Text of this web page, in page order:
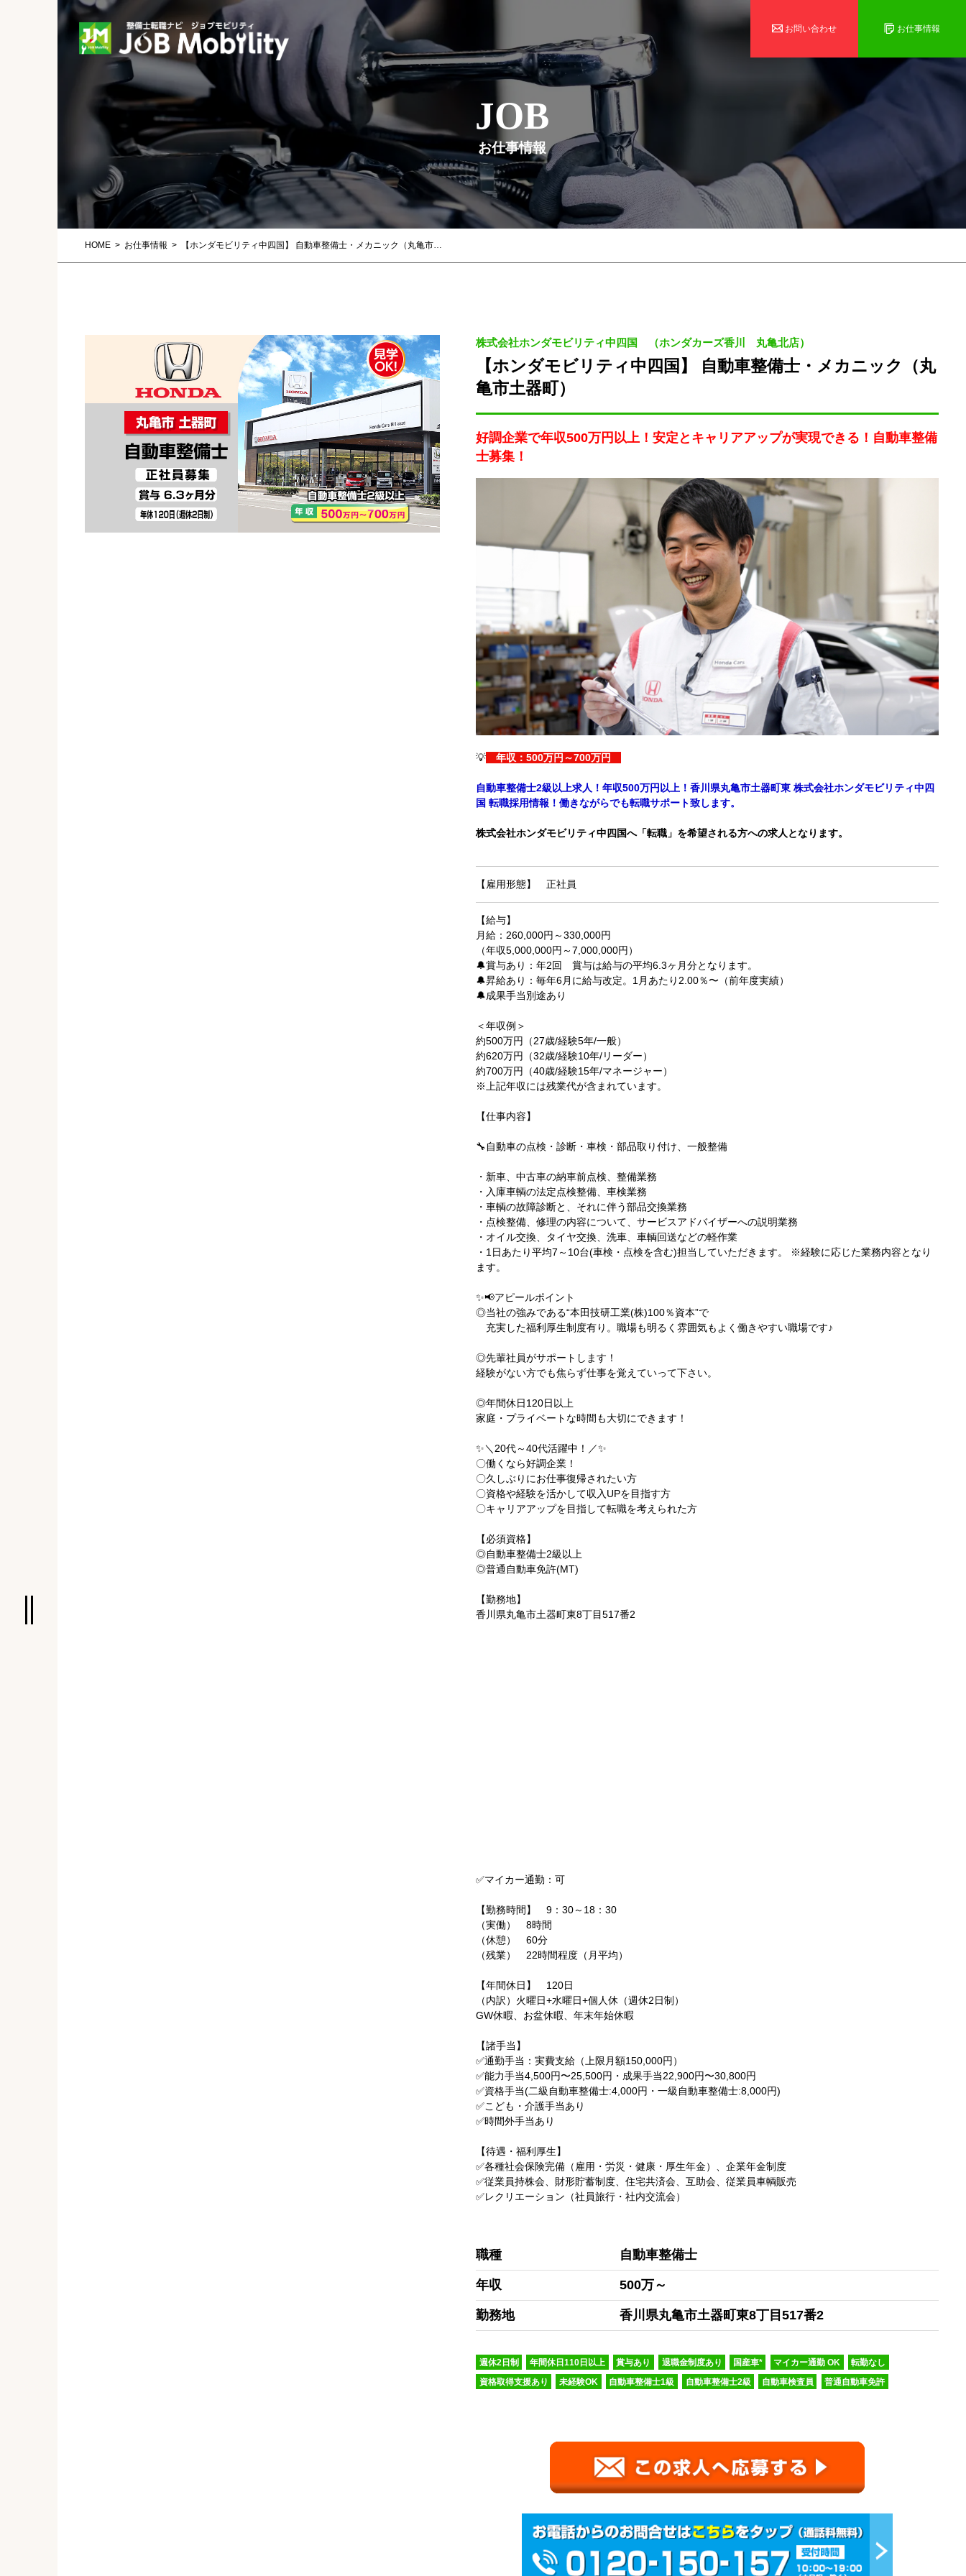
お問い合わせ お仕事情報
JOB
お仕事情報
HOME お仕事情報 【ホンダモビリティ中四国】 自動車整備士・メカニック（丸亀市土器町）
株式会社ホンダモビリティ中四国 （ホンダカーズ香川 丸亀北店）
【ホンダモビリティ中四国】 自動車整備士・メカニック（丸
亀市土器町）
好調企業で年収500万円以上！安定とキャリアアップが実現できる！自動車整備
士募集！
💡 年収：500万円～700万円
自動車整備士2級以上求人！年収500万円以上！香川県丸亀市土器町東 株式会社ホンダモビリティ中四
国 転職採用情報！働きながらでも転職サポート致します。
株式会社ホンダモビリティ中四国へ「転職」を希望される方への求人となります。
【雇用形態】 正社員
【給与】
月給：260,000円～330,000円
（年収5,000,000円～7,000,000円）
🔔賞与あり：年2回 賞与は給与の平均6.3ヶ月分となります。
🔔昇給あり：毎年6月に給与改定。1月あたり2.00％〜（前年度実績）
🔔成果手当別途あり
＜年収例＞
約500万円（27歳/経験5年/一般）
約620万円（32歳/経験10年/リーダー）
約700万円（40歳/経験15年/マネージャー）
※上記年収には残業代が含まれています。
【仕事内容】
🔧自動車の点検・診断・車検・部品取り付け、一般整備
・新車、中古車の納車前点検、整備業務
・入庫車輌の法定点検整備、車検業務
・車輌の故障診断と、それに伴う部品交換業務
・点検整備、修理の内容について、サービスアドバイザーへの説明業務
・オイル交換、タイヤ交換、洗車、車輌回送などの軽作業
・1日あたり平均7～10台(車検・点検を含む)担当していただきます。 ※経験に応じた業務内容となり
ます。
✨📢アピールポイント
◎当社の強みである“本田技研工業(株)100％資本”で
充実した福利厚生制度有り。職場も明るく雰囲気もよく働きやすい職場です♪
◎先輩社員がサポートします！
経験がない方でも焦らず仕事を覚えていって下さい。
◎年間休日120日以上
家庭・プライベートな時間も大切にできます！
✨＼20代～40代活躍中！／✨
〇働くなら好調企業！
〇久しぶりにお仕事復帰されたい方
〇資格や経験を活かして収入UPを目指す方
〇キャリアアップを目指して転職を考えられた方
【必須資格】
◎自動車整備士2級以上
◎普通自動車免許(MT)
【勤務地】
香川県丸亀市土器町東8丁目517番2
✅マイカー通勤：可
【勤務時間】 9：30～18：30
（実働） 8時間
（休憩） 60分
（残業） 22時間程度（月平均）
【年間休日】 120日
（内訳）火曜日+水曜日+個人休（週休2日制）
GW休暇、お盆休暇、年末年始休暇
【諸手当】
✅通勤手当：実費支給（上限月額150,000円）
✅能力手当4,500円〜25,500円・成果手当22,900円〜30,800円
✅資格手当(二級自動車整備士:4,000円・一級自動車整備士:8,000円)
✅こども・介護手当あり
✅時間外手当あり
【待遇・福利厚生】
✅各種社会保険完備（雇用・労災・健康・厚生年金）、企業年金制度
✅従業員持株会、財形貯蓄制度、住宅共済会、互助会、従業員車輌販売
✅レクリエーション（社員旅行・社内交流会）
職種 自動車整備士
年収 500万～
勤務地 香川県丸亀市土器町東8丁目517番2
週休2日制 年間休日110日以上 賞与あり 退職金制度あり 国産車* マイカー通勤 OK
転勤なし
資格取得支援あり
未経験OK 自動車整備士1級 自動車整備士2級 自動車検査員 普通自動車免許